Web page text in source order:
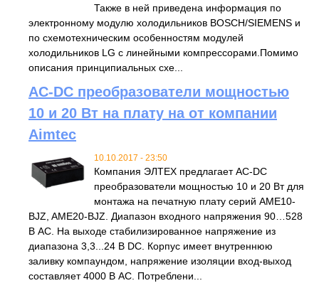
Также в ней приведена информация по
электронному модулю холодильников BOSCH/SIEMENS и
по схемотехническим особенностям модулей
холодильников LG с линейными компрессорами.Помимо
описания принципиальных схе...
AC-DC преобразователи мощностью
10 и 20 Вт на плату на от компании
Aimtec
10.10.2017 - 23:50
Компания ЭЛТЕХ предлагает AC-DC
преобразователи мощностью 10 и 20 Вт для
монтажа на печатную плату серий AME10-
BJZ, AME20-BJZ. Диапазон входного напряжения 90…528
В AC. На выходе стабилизированное напряжение из
диапазона 3,3...24 В DC. Корпус имеет внутреннюю
заливку компаундом, напряжение изоляции вход-выход
составляет 4000 В AC. Потреблени...